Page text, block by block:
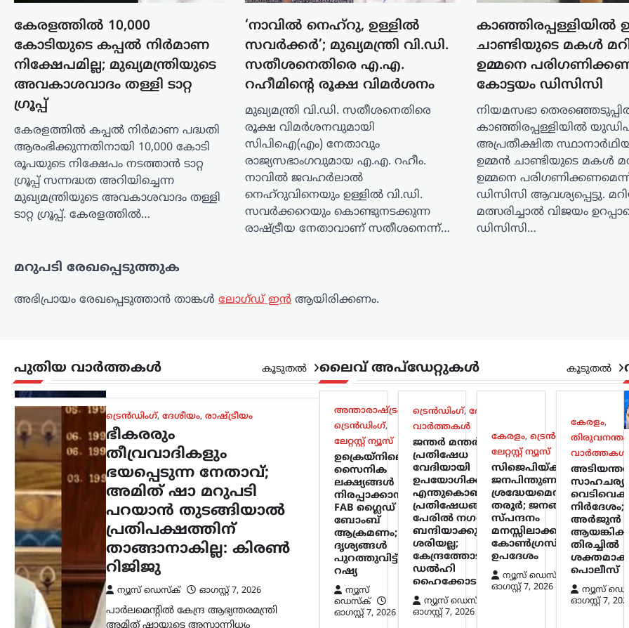
കേരളത്തിൽ 10,000
കോടിയുടെ കപ്പൽ നിർമാണ
നിക്ഷേപമില്ല; മുഖ്യമന്ത്രിയുടെ
അവകാശവാദം തള്ളി ടാറ്റ
ഗ്രൂപ്പ്
കേരളത്തിൽ കപ്പൽ നിർമാണ പദ്ധതി
ആരംഭിക്കുന്നതിനായി 10,000 കോടി
രൂപയുടെ നിക്ഷേപം നടത്താൻ ടാറ്റ
ഗ്രൂപ്പ് സന്നദ്ധത അറിയിച്ചെന്ന
മുഖ്യമന്ത്രിയുടെ അവകാശവാദം തള്ളി
ടാറ്റ ഗ്രൂപ്പ്. കേരളത്തിൽ…
‘നാവിൽ നെഹ്റു, ഉള്ളിൽ
സവർക്കർ’; മുഖ്യമന്ത്രി വി.ഡി.
സതീശനെതിരെ എ.എ.
റഹീമിന്റെ രൂക്ഷ വിമർശനം
മുഖ്യമന്ത്രി വി.ഡി. സതീശനെതിരെ
രൂക്ഷ വിമർശനവുമായി
സിപിഐ(എം) നേതാവും
രാജ്യസഭാംഗവുമായ എ.എ. റഹീം.
നാവിൽ ജവഹർലാൽ
നെഹ്റുവിനെയും ഉള്ളിൽ വി.ഡി.
സവർക്കറെയും കൊണ്ടുനടക്കുന്ന
രാഷ്ട്രീയ നേതാവാണ് സതീശനെന്ന്…
കാഞ്ഞിരപ്പള്ളിയിൽ
ചാണ്ടിയുടെ മകൾ
ഉമ്മനെ
കോട്ടയം ഡിസിസി
നിയമസഭാ
കാഞ്ഞിരപ്പള്ളിയില്‍
അപ്രതീക്ഷിത
ഉമ്മന്‍ ചാണ്ടിയുടെ മകള്‍
ഉമ്മനെ
ഡിസിസി ആവശ്യപ്പെട്ടു.
മത്സരിച്ചാല്‍ വിജയം
ഡിസിസി…
മറുപടി രേഖപ്പെടുത്തുക
അഭിപ്രായം രേഖപ്പെടുത്താ‍ൻ താങ്കൾ ലോഗ്ഡ് ഇൻ ആയിരിക്കണം.
പുതിയ വാർത്തകൾ കൂടുതൽ
പ്രതിയായ അർജുൻ ആയങ്കിക്കായുള്ള
തിരച്ചിൽ തുടരുന്നതിനിടെ പൊലീസിന്
നിർണായക നിർദേശം നൽകി തൃശൂർ
സിറ്റി പൊലീസ് കമ്മിഷണർ. പ്രതിയെ
പിടികൂടുന്നതിനിടെ അടിയന്തര
സാഹചര്യമുണ്ടായാൽ…
ട്രെൻഡിംഗ് രാഷ്ട്രീയം
ഭീകരരും
തീവ്രവാദികളും
ഭയപ്പെടുന്ന നേതാവ്;
അമിത് ഷാ മറുപടി
പറയാൻ തുടങ്ങിയാൽ
റിജിജു
ന്യൂസ് ഡെസ്ക് ഓഗസ്റ്റ്‌ 7, 2026
ശക്തമാക്കുന്നതിനിടെ, അദ്ദേഹത്തിന്
പിന്തുണയുമായി കേന്ദ്ര പാർലമെന്ററി
കാര്യ മന്ത്രി കിരൺ റിജിജു
രംഗത്തെത്തി. അമിത്…
തമിഴ്നാട്,സിനിമ
വിജയ്‌ക്കെതിരായ
വിവാഹമോചന ഹർജി
പിൻവലിച്ച് ഭാര്യ
സംഗീത; കുടുംബ
കോടതിയിൽ കേസ്
അവസാനിച്ചു
ന്യൂസ് ഡെസ്ക്
തമിഴ്‌നാട് മുഖ്യമന്ത്രി കൂടിയായ തമിഴ്‌നാട്
വെട്രി കഴകം അധ്യക്ഷൻ
വിജയ്‌ക്കെതിരെ ഭാര്യ സംഗീത
ലൈവ് അപ്‌ഡേറ്റുകൾ കൂടുതൽ
അന്താരാഷ്ട്രം
ട്രെൻഡിംഗ്,
ലേറ്റസ്റ്റ് ന്യൂസ്
ഉക്രെയ്നിലെ
സൈനിക
ലക്ഷ്യങ്ങൾ
നിരപ്പാക്കാൻ
FAB ഗ്ലൈഡ്
ബോംബ്
ആക്രമണം;
ദൃശ്യങ്ങൾ
പുറത്തുവിട്ട്
റഷ്യ
ന്യൂസ്
ഡെസ്ക്
ഓഗസ്റ്റ്‌ 7, 2026
ട്രെൻഡിംഗ്, ദേശീയം
വാർത്തകൾ
ജന്തർ മന്തർ
പ്രതിഷേധ
വേദിയായി
ഉപയോഗിക്കുന്നത്
എന്തുകൊണ്ട്?
പ്രതിഷേധങ്ങളുടെ
പേരിൽ നഗരത്തെ
ബന്ദിയാക്കുന്നത്
ശരിയല്ല;
കേന്ദ്രത്തോട്
ഡൽഹി
ഹൈക്കോടതി
ന്യൂസ് ഡെസ്ക്
ഓഗസ്റ്റ്‌ 7, 2026
കേരളം,ട്രെൻഡിംഗ്,
ലേറ്റസ്റ്റ് ന്യൂസ്
സിജെപിയ്ക്ക് ലഭിച്ച
ജനപിന്തുണ
ശ്രദ്ധേയമെന്ന് ശശി
തരൂർ; ജനങ്ങളുടെ
സ്പന്ദനം
മനസ്സിലാക്കണമെന്ന്
കോൺഗ്രസിന്
ഉപദേശം
ന്യൂസ് ഡെസ്ക്
ഓഗസ്റ്റ്‌ 7, 2026
കേരളം,
വാർത്തകൾ
അടിയന്തര
നിർദേശം;
അർജുൻ
തിരച്ചിൽ
പൊലീസ്
ന്യൂസ്
ഓഗസ്റ്റ്‌ 7, 2026